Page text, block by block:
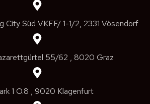
City Süd VKFF/ 1-1/2, 2331 Vösendorf
55/62 , 8020 Graz
1 O.8 , 9020 Klagenfurt